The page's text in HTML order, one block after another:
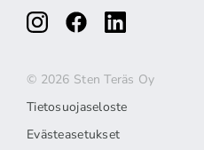
© 2026 Sten Teräs Oy
Tietosuojaseloste
Evästeasetukset